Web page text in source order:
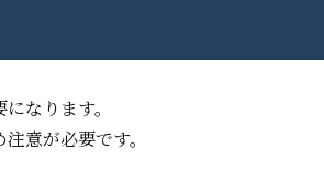
なります。
意が必要です。